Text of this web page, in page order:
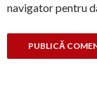
navigator pentru